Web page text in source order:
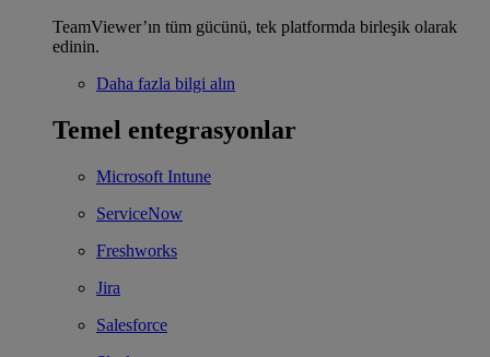
TeamViewer’ın tüm gücünü, tek platformda birleşik olarak
edinin.
Daha fazla bilgi alın
Temel entegrasyonlar
Microsoft Intune
ServiceNow
Freshworks
Jira
Salesforce